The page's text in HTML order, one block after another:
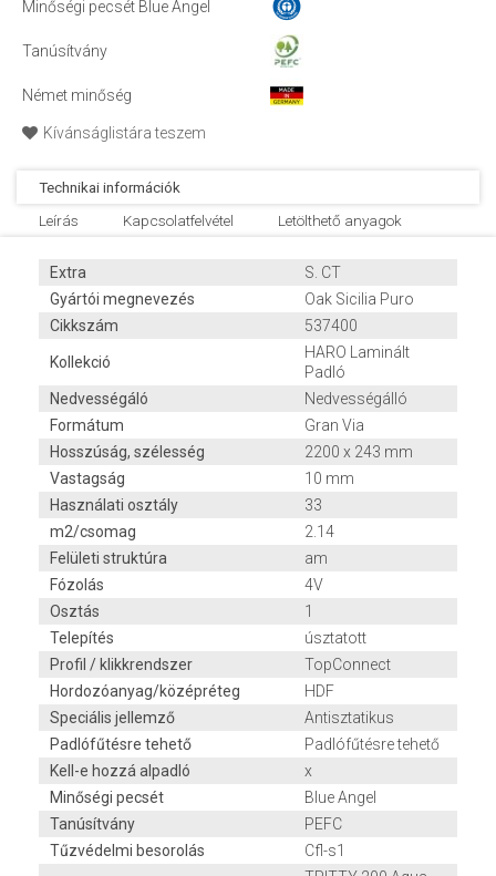
Minőségi pecsét Blue Angel
Tanúsítvány
Német minőség
Kívánságlistára teszem
Technikai információk
Leírás
Kapcsolatfelvétel Letölthető anyagok
Extra
S. CT
Gyártói megnevezés
Oak Sicilia Puro
Cikkszám
537400
Kollekció
HARO Laminált
Padló
Nedvességáló
Nedvességálló
Formátum
Gran Via
Hosszúság, szélesség
2200 x 243 mm
Vastagság
10 mm
Használati osztály
33
m2/csomag
2.14
Felületi struktúra
am
Fózolás
4V
Osztás
1
Telepítés
úsztatott
Profil / klikkrendszer
TopConnect
Hordozóanyag/középréteg
HDF
Speciális jellemző
Antisztatikus
Padlófűtésre tehető
Padlófűtésre tehető
Kell-e hozzá alpadló
x
Minőségi pecsét
Blue Angel
Tanúsítvány
PEFC
Tűzvédelmi besorolás
Cfl-s1